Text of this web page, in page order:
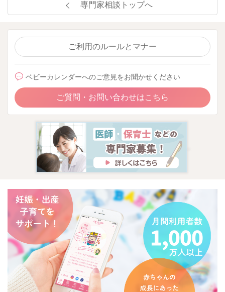
専門家相談トップへ
ご利用のルールとマナー
ベビーカレンダーへのご意見をお聞かせください
ご質問・お問い合わせはこちら